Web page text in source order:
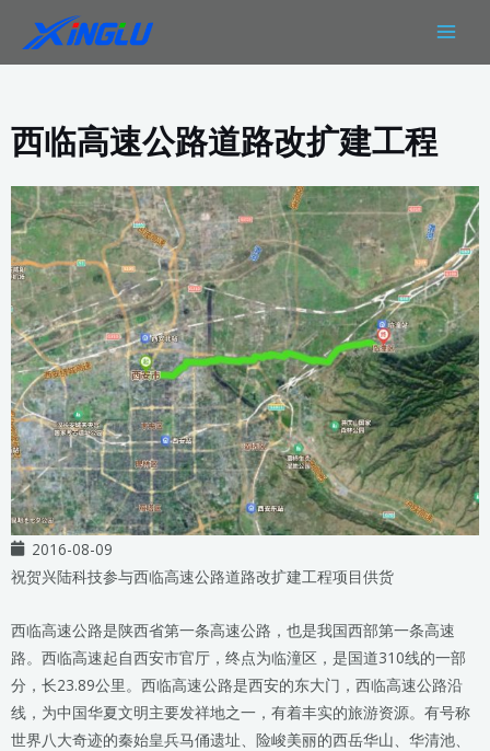
内
西临高速公路道路改扩建工程
2016-08-09
祝贺兴陆科技参与西临高速公路道路改扩建工程项目供货
西临高速公路是陕西省第一条高速公路，也是我国西部第一条高速
路。西临高速起自西安市官厅，终点为临潼区，是国道310线的一部
分，长23.89公里。西临高速公路是西安的东大门，西临高速公路沿
线，为中国华夏文明主要发祥地之一，有着丰实的旅游资源。有号称
世界八大奇迹的秦始皇兵马俑遗址、险峻美丽的西岳华山、华清池、